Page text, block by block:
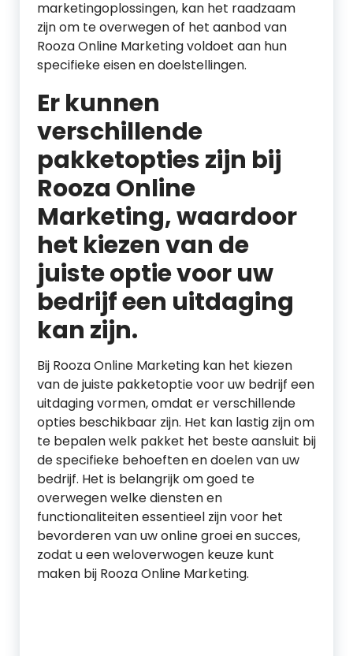
marketingoplossingen, kan het raadzaam
zijn om te overwegen of het aanbod van
Rooza Online Marketing voldoet aan hun
specifieke eisen en doelstellingen.
Er kunnen
verschillende
pakketopties zijn bij
Rooza Online
Marketing, waardoor
het kiezen van de
juiste optie voor uw
bedrijf een uitdaging
kan zijn.
Bij Rooza Online Marketing kan het kiezen
van de juiste pakketoptie voor uw bedrijf een
uitdaging vormen, omdat er verschillende
opties beschikbaar zijn. Het kan lastig zijn om
te bepalen welk pakket het beste aansluit bij
de specifieke behoeften en doelen van uw
bedrijf. Het is belangrijk om goed te
overwegen welke diensten en
functionaliteiten essentieel zijn voor het
bevorderen van uw online groei en succes,
zodat u een weloverwogen keuze kunt
maken bij Rooza Online Marketing.